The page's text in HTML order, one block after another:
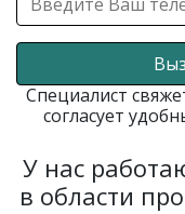
Специалист
согласует
У нас
в области